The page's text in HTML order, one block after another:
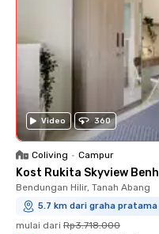
Video 360
Coliving • Campur
Kost Rukita Skyview
Bendungan Hilir, Tanah Abang
5.7 km dari graha pratama
mulai dari Rp3.718.000